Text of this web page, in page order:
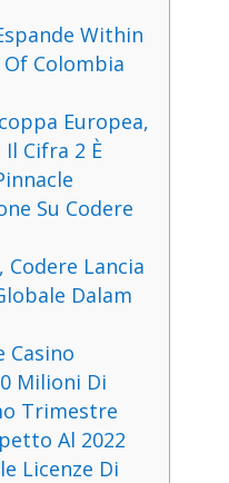
Within
Of Colombia
Europea,
Cifra 2 È
Su Codere
Codere Lancia
Dalam
Casino
Milioni Di
Trimestre
Al 2022
Licenze Di